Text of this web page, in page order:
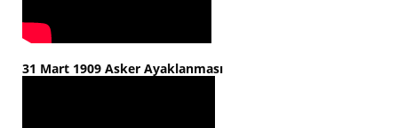
31 Mart 1909 Asker Ayaklanması